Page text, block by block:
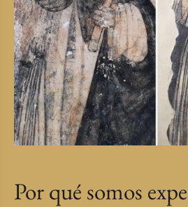
Por qué somos